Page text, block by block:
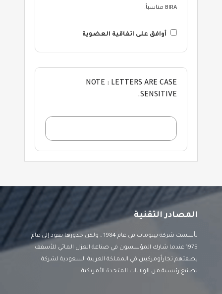
BIRA مناسباً.
أوافق على اتفاقية العضوية
NOTE : LETTERS ARE CASE
SENSITIVE.
المصادر التقنية
تأسست شركة بيتومات في عام 1984 ، ولكن جذورها تعود إلى عام
1975 عندما شارك المؤسسون في صناعة العزل المائي للأسقف
بصفتهم تجاراًومركبين في المملكة العربية السعودية لشركة
تصنيع رئيسية من الولايات المتحدة الأمريكية.